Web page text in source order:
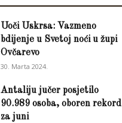
Uoči Uskrsa: Vazmeno
bdijenje u Svetoj noći u župi
Ovčarevo
30. Marta 2024.
Antaliju jučer posjetilo
90.989 osoba, oboren rekord
za juni